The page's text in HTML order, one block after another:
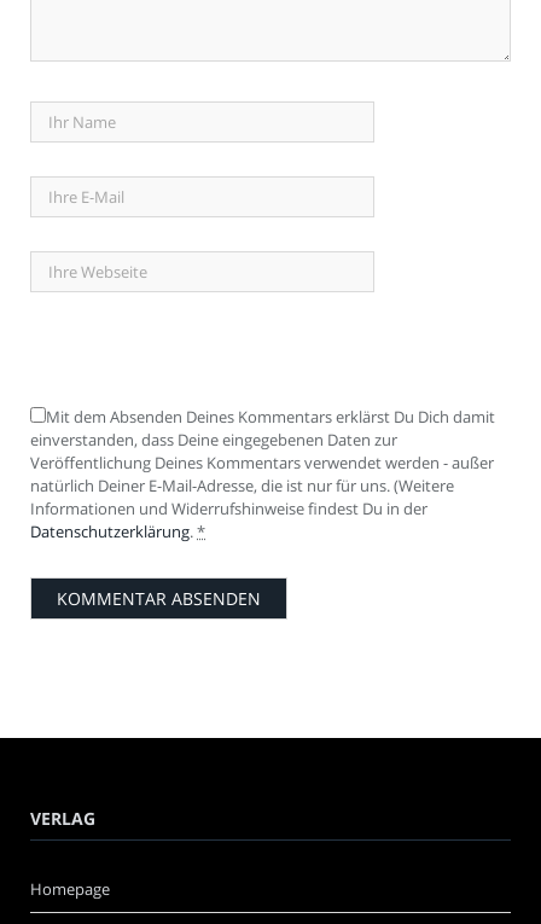
Mit dem Absenden Deines Kommentars erklärst Du Dich damit
einverstanden, dass Deine eingegebenen Daten zur
Veröffentlichung Deines Kommentars verwendet werden - außer
natürlich Deiner E-Mail-Adresse, die ist nur für uns. (Weitere
Informationen und Widerrufshinweise findest Du in der
Datenschutzerklärung.*
VERLAG
Homepage